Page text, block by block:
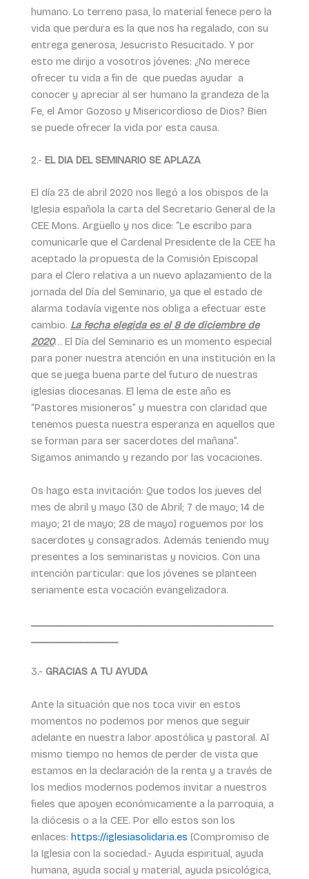
humano. Lo terreno pasa, lo material fenece pero la
vida que perdura es la que nos ha regalado, con su
entrega generosa, Jesucristo Resucitado. Y por
esto me dirijo a vosotros jóvenes: ¿No merece
ofrecer tu vida a fin de que puedas ayudar a
conocer y apreciar al ser humano la grandeza de la
Fe, el Amor Gozoso y Misericordioso de Dios? Bien
se puede ofrecer la vida por esta causa.
2.- EL DIA DEL SEMINARIO SE APLAZA
El día 23 de abril 2020 nos llegó a los obispos de la
Iglesia española la carta del Secretario General de la
CEE Mons. Argüello y nos dice: “Le escribo para
comunicarle que el Cardenal Presidente de la CEE ha
aceptado la propuesta de la Comisión Episcopal
para el Clero relativa a un nuevo aplazamiento de la
jornada del Día del Seminario, ya que el estado de
alarma todavía vigente nos obliga a efectuar este
cambio. La fecha elegida es el 8 de diciembre de
2020… El Día del Seminario es un momento especial
para poner nuestra atención en una institución en la
que se juega buena parte del futuro de nuestras
iglesias diocesanas. El lema de este año es
“Pastores misioneros” y muestra con claridad que
tenemos puesta nuestra esperanza en aquellos que
se forman para ser sacerdotes del mañana”.
Sigamos animando y rezando por las vocaciones.
Os hago esta invitación: Que todos los jueves del
mes de abril y mayo (30 de Abril; 7 de mayo; 14 de
mayo; 21 de mayo; 28 de mayo) roguemos por los
sacerdotes y consagrados. Además teniendo muy
presentes a los seminaristas y novicios. Con una
intención particular: que los jóvenes se planteen
seriamente esta vocación evangelizadora.
_______________________________________
______________
3.- GRACIAS A TU AYUDA
Ante la situación que nos toca vivir en estos
momentos no podemos por menos que seguir
adelante en nuestra labor apostólica y pastoral. Al
mismo tiempo no hemos de perder de vista que
estamos en la declaración de la renta y a través de
los medios modernos podemos invitar a nuestros
fieles que apoyen económicamente a la parroquia, a
la diócesis o a la CEE. Por ello estos son los
enlaces: https://iglesiasolidaria.es (Compromiso de
la Iglesia con la sociedad.- Ayuda espiritual, ayuda
humana, ayuda social y material, ayuda psicológica,